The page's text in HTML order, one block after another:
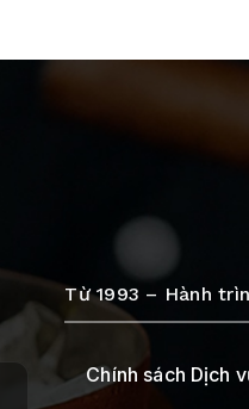
Từ 1993 – Hành
Chính sách Dịch